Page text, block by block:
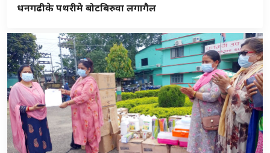
धनगढीके पथरीमे बोटबिरुवा लगागैल